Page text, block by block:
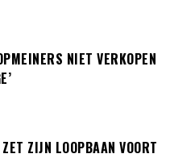
NIET VERKOPEN
ZIJN LOOPBAAN VOORT